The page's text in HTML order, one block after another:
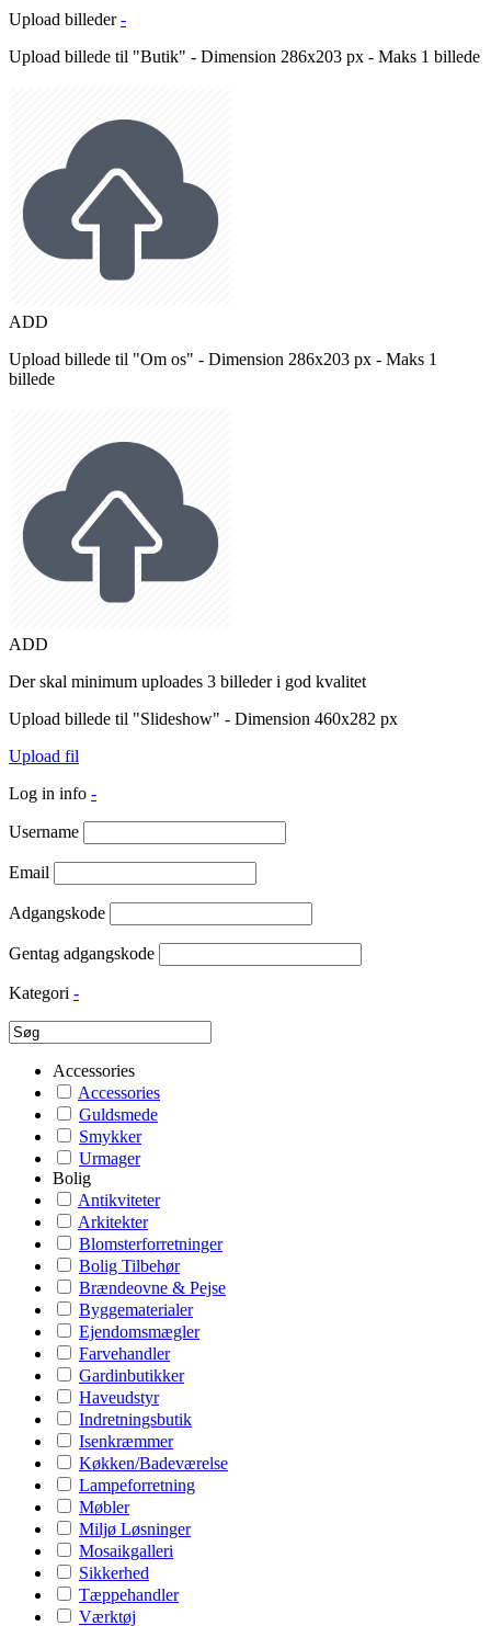
Upload billeder -
Upload billede til "Butik" - Dimension 286x203 px - Maks 1 billede
ADD
Upload billede til "Om os" - Dimension 286x203 px - Maks 1
billede
ADD
Der skal minimum uploades 3 billeder i god kvalitet
Upload billede til "Slideshow" - Dimension 460x282 px
Upload fil
Log in info -
Username
Email
Adgangskode
Gentag adgangskode
Kategori -
Accessories
Accessories
Guldsmede
Smykker
Urmager
Bolig
Antikviteter
Arkitekter
Blomsterforretninger
Bolig Tilbehør
Brændeovne & Pejse
Byggematerialer
Ejendomsmægler
Farvehandler
Gardinbutikker
Haveudstyr
Indretningsbutik
Isenkræmmer
Køkken/Badeværelse
Lampeforretning
Møbler
Miljø Løsninger
Mosaikgalleri
Sikkerhed
Tæppehandler
Værktøj